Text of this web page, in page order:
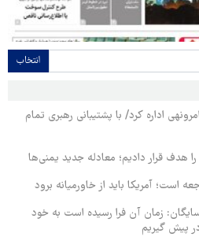
انتخاب
اداره کرد/ با پشتیبانی رهبری تمام
قرار دادیم؛ معادله جدید یمنی‌ها
است؛ آمریکا باید از خاورمیانه برود
زمان آن فرا رسیده است به خود
پیش گیریم